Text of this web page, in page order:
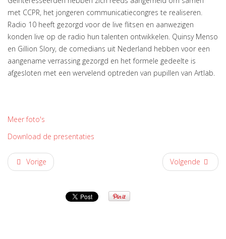
met CCPR, het jongeren communicatiecongres te realiseren.
Radio 10 heeft gezorgd voor de live flitsen en aanwezigen
konden live op de radio hun talenten ontwikkelen. Quinsy Menso
en Gillion Slory, de comedians uit Nederland hebben voor een
aangename verrassing gezorgd en het formele gedeelte is
afgesloten met een wervelend optreden van pupillen van Artlab.
Meer foto's
Download de presentaties
Vorige Volgende